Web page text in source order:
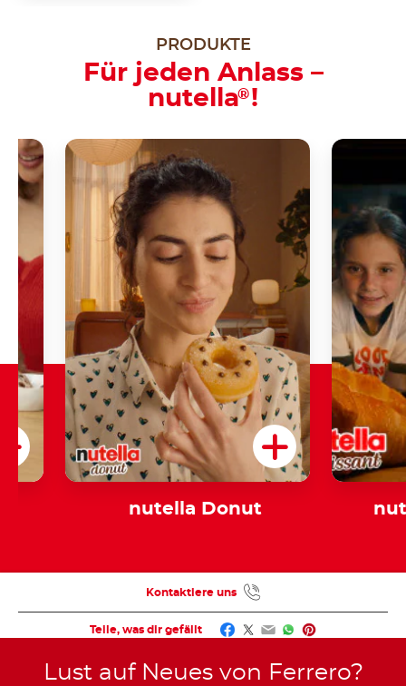
nutella Donut
PRODUKTE
Für jeden Anlass –
nutella®!
Teile, was dir gefällt Facebook
Twitter
EmailWhatsApp
Pinterest
Kontaktiere uns
Lust auf Neues von Ferrero?